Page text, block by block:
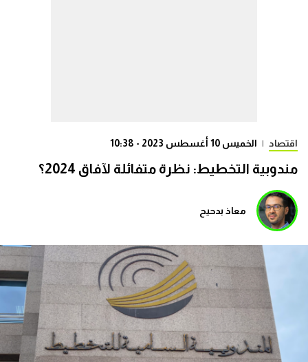
اقتصاد | الخميس 10 أغسطس 2023 - 10:38
مندوبية التخطيط: نظرة متفائلة لآفاق 2024؟
معاذ بدحيح